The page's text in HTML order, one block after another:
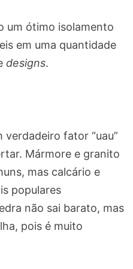
um ótimo isolamento
em uma quantidade
designs.
verdadeiro fator “uau”
Mármore e granito
mas calcário e
populares
não sai barato, mas
pois é muito